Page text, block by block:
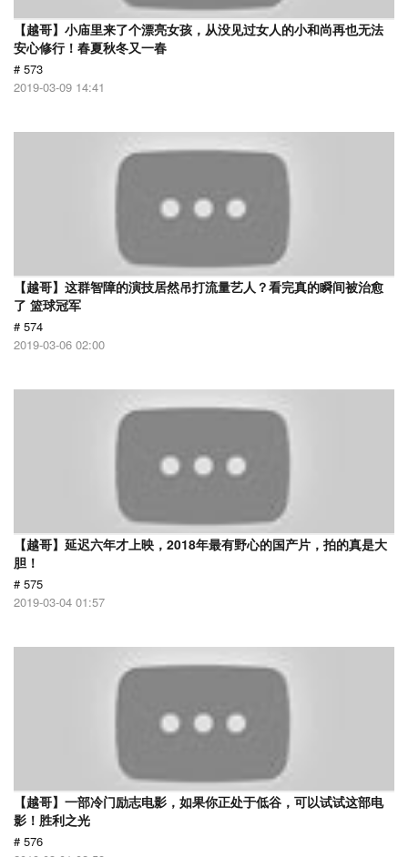
【越哥】小庙里来了个漂亮女孩，从没见过女人的小和尚再也无法
安心修行！春夏秋冬又一春
# 573
2019-03-09 14:41
【越哥】这群智障的演技居然吊打流量艺人？看完真的瞬间被治愈
了 篮球冠军
# 574
2019-03-06 02:00
【越哥】延迟六年才上映，2018年最有野心的国产片，拍的真是大
胆！
# 575
2019-03-04 01:57
【越哥】一部冷门励志电影，如果你正处于低谷，可以试试这部电
影！胜利之光
# 576